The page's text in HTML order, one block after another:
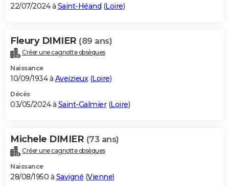
22/07/2024 à Saint-Héand (Loire)
Fleury DIMIER (89 ans)
Créer une cagnotte obsèques
Naissance
10/09/1934 à Aveizieux(Loire)
Décès
03/05/2024 à Saint-Galmier(Loire)
Michele DIMIER (73 ans)
Créer une cagnotte obsèques
Naissance
28/08/1950 à Savigné (Vienne)